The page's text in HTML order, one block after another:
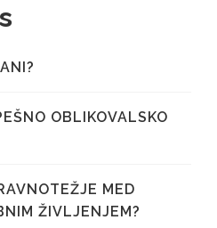
OBLIKOVALSKO
MED
ŽIVLJENJEM?